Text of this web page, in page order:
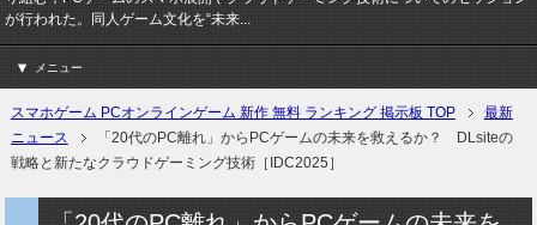
が行われた。同人ゲーム文化を“未来...
メニュー
スマホゲーム PCオンラインゲーム 新作 無料 ランキング 掲示板 TOP
最新
ニュース
「20代のPC離れ」からPCゲームの未来を救えるか？ DLsiteの
戦略と新たなクラウドゲーミング技術［IDC2025］